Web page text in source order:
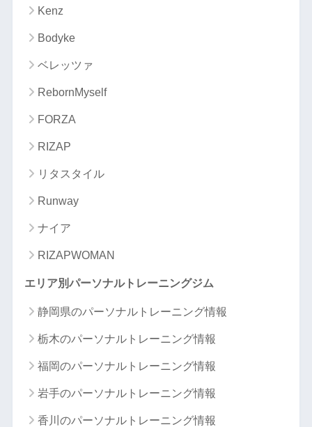
Kenz
Bodyke
ベレッツァ
RebornMyself
FORZA
RIZAP
リタスタイル
Runway
ナイア
RIZAPWOMAN
エリア別パーソナルトレーニングジム
静岡県のパーソナルトレーニング情報
栃木のパーソナルトレーニング情報
福岡のパーソナルトレーニング情報
岩手のパーソナルトレーニング情報
香川のパーソナルトレーニング情報